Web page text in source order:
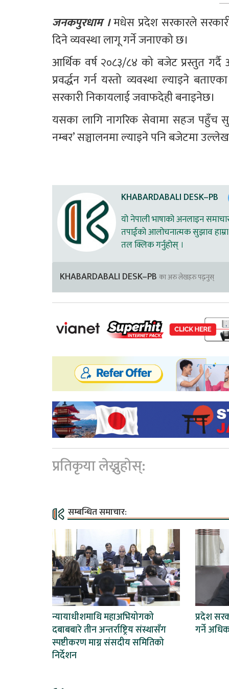
जनकपुरधाम । मधेस प्रदेश सरकारले सरकारी
दिने व्यवस्था लागू गर्ने जनाएको छ।
आर्थिक वर्ष २०८३/८४ को बजेट प्रस्तुत गर्दै
प्रवर्द्धन गर्न यस्तो व्यवस्था ल्याइने
सरकारी निकायलाई जवाफदेही बनाइनेछ।
यसका लागि नागरिक सेवामा सहज पहुँच
नम्बर’ सञ्चालनमा ल्याइने पनि बजेटमा
KHABARDABALI DESK–PB
यो नेपाली भाषाको अनलाइन
तपाईको आलोचनात्मक सुझाव
तल क्लिक गर्नुहोस् ।
KHABARDABALI DESK–PB का अरु लेखहरु पढ्नुस्
प्रतिकृया लेख्नुहोस्:
सम्बन्धित समाचार:
न्यायाधीशमाथि महाअभियोगको
दबाबबारे तीन अन्तर्राष्ट्रिय संस्थासँग
स्पष्टीकरण माग्न संसदीय समितिको
निर्देशन
प्रदेश
गर्ने